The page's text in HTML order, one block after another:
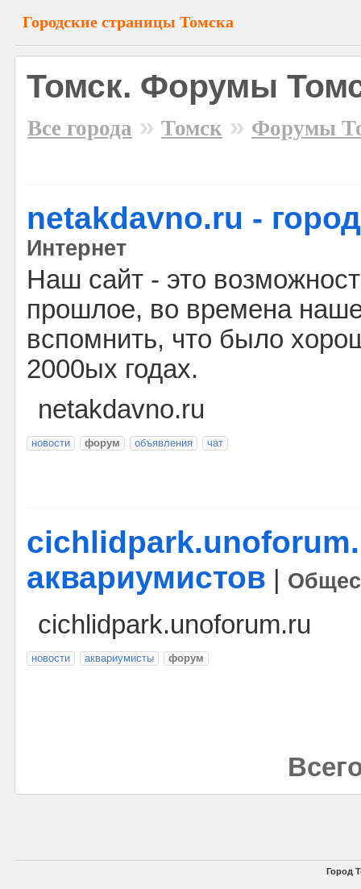
Городские страницы Томска
Томск. Форумы
Все города » Томск » Форумы
netakdavno.ru -
Интернет
Наш сайт - это
прошлое, во времена
вспомнить, что было
2000ых годах.
netakdavno.ru
новости форум объявления чат
аквариумистов
cichlidpark.unoforum.ru
новости аквариумисты форум
Город